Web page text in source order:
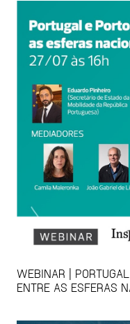
WEBINAR |
ENTRE AS ESFERAS